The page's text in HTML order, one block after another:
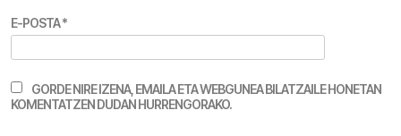
E-POSTA*
GORDE NIRE IZENA, EMAILA ETA WEBGUNEA BILATZAILE HONETAN
KOMENTATZEN DUDAN HURRENGORAKO.